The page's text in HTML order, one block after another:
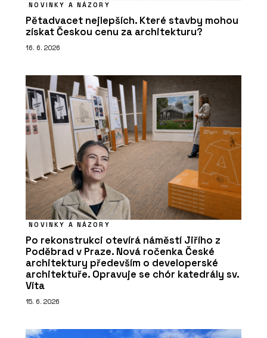
NOVINKY A NÁZORY
Pětadvacet nejlepších. Které stavby mohou
získat Českou cenu za architekturu?
16. 6. 2026
NOVINKY A NÁZORY
Po rekonstrukci otevírá náměstí Jiřího z
Poděbrad v Praze. Nová ročenka České
architektury především o developerské
architektuře. Opravuje se chór katedrály sv.
Víta
15. 6. 2026